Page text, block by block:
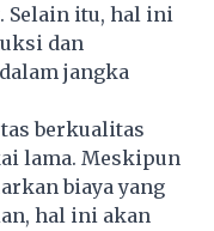
Selain itu, hal ini
dan
jangka
berkualitas
lama. Meskipun
biaya yang
hal ini akan